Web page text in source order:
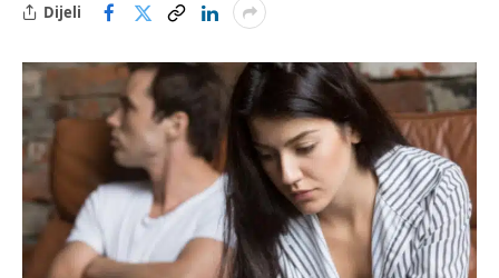
Dijeli